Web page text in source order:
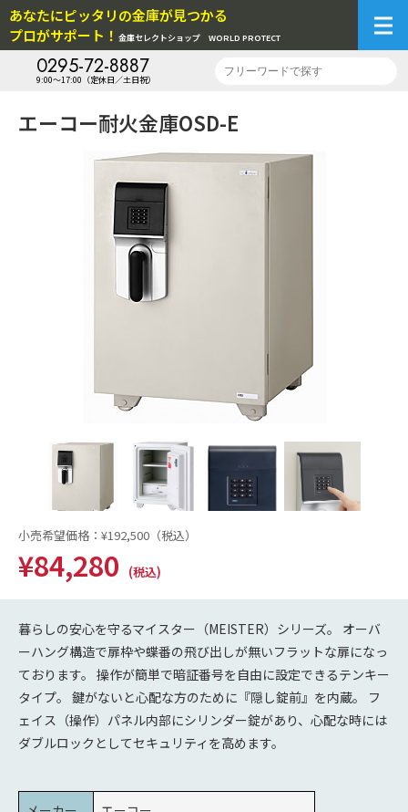
あなたにピッタリの金庫が見つかる
プロがサポート！ 金庫セレクトショップ WORLD PROTECT
0295-72-8887
9:00～17:00（定休日／土日祝）
エーコー耐火金庫OSD-E
小売希望価格： ¥192,500 （税込）
¥84,280 (税込)
暮らしの安心を守るマイスター（MEISTER）シリーズ。 オーバ
ーハング構造で扉枠や蝶番の飛び出しが無いフラットな扉になっ
ております。 操作が簡単で暗証番号を自由に設定できるテンキー
タイプ。 鍵がないと心配な方のために『隠し錠前』を内蔵。 フ
ェイス（操作）パネル内部にシリンダー錠があり、心配な時には
ダブルロックとしてセキュリティを高めます。